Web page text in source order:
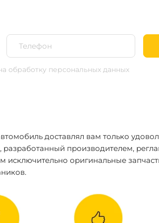
обработку персональных данных
доставлял вам только
производителем,
исключительно оригинальные